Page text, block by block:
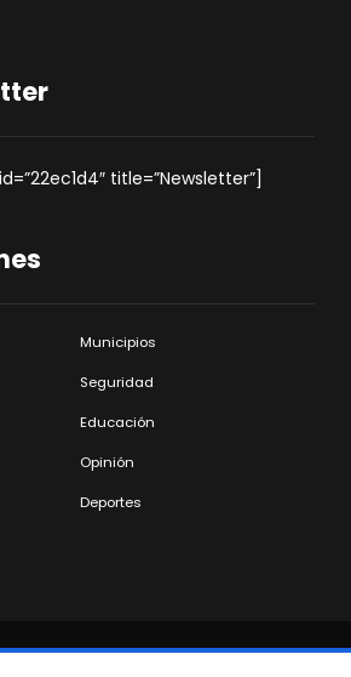
title=”Newsletter”]
Municipios
Seguridad
Educación
Opinión
Deportes